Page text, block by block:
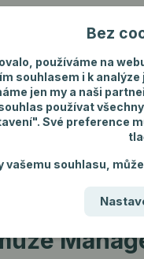
Bez
používáme na
souhlasem i k
jen my a naši
používat
Své preference
vašemu souhlasu,